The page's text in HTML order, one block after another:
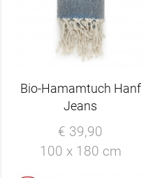
Bio-Hamamtuch Hanf
Jeans
€ 39,90
100 x 180 cm